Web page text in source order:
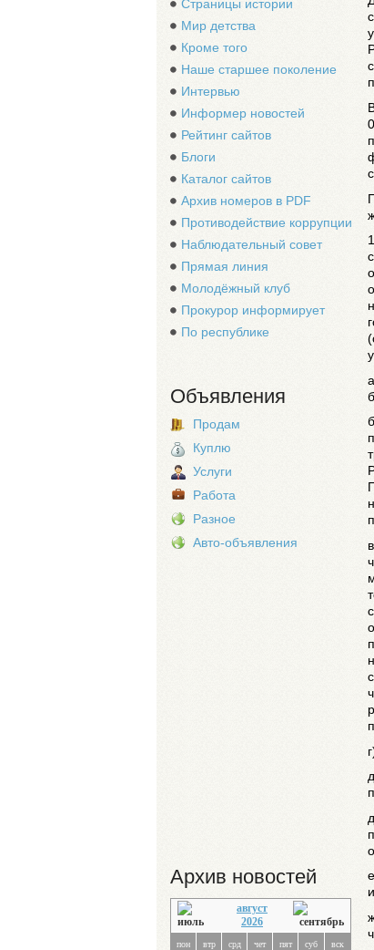
Страницы истории
Мир детства
Кроме того
Наше старшее поколение
Интервью
Информер новостей
Рейтинг сайтов
Блоги
Каталог сайтов
Архив номеров в PDF
Противодействие коррупции
Наблюдательный совет
Прямая линия
Молодёжный клуб
Прокурор информирует
По республике
Объявления
Продам
Куплю
Услуги
Работа
Разное
Авто-объявления
Архив новостей
август
2026
пон втр срд чет пят суб вск